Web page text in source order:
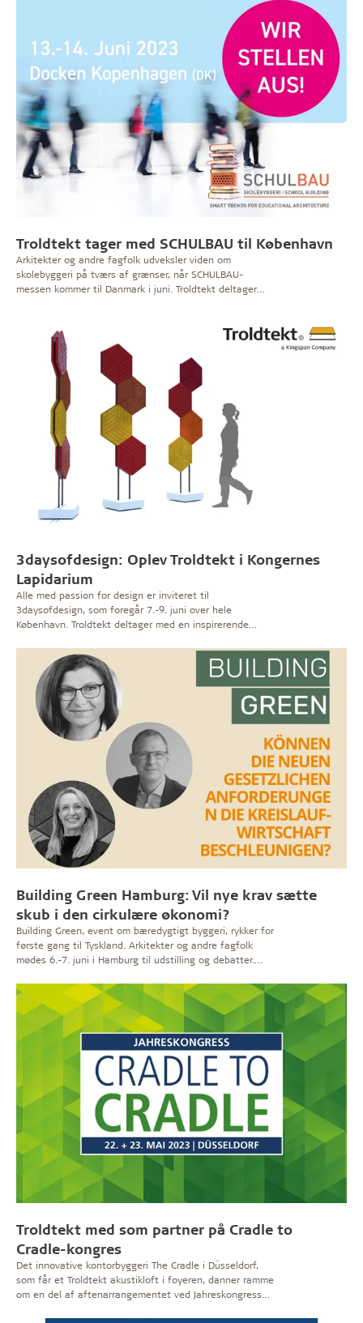
Troldtekt tager med SCHULBAU til København
Arkitekter og andre fagfolk udveksler viden om
skolebyggeri på tværs af grænser, når SCHULBAU-
messen kommer til Danmark i juni. Troldtekt deltager
3daysofdesign: Oplev Troldtekt i Kongernes
Lapidarium
Alle med passion for design er inviteret til
3daysofdesign, som foregår 7.-9. juni over hele
København. Troldtekt deltager med en inspirerende
Lapidarium. Under designfestivalen kan du også besøge
vores showroom i Vestergade.
Building Green Hamburg: Vil nye krav sætte
skub i den cirkulære økonomi?
Building Green, event om bæredygtigt byggeri, rykker for
første gang til Tyskland. Arkitekter og andre fagfolk
mødes 6.-7. juni i Hamburg til udstilling og debatter.
produktdatabasen Building Material Scout er vært.
Troldtekt med som partner på Cradle to
Cradle-kongres
Det innovative kontorbyggeri The Cradle i Düsseldorf,
som får et Troldtekt akustikloft i foyeren, danner ramme
om en del af aftenarrangementet ved Jahreskongress